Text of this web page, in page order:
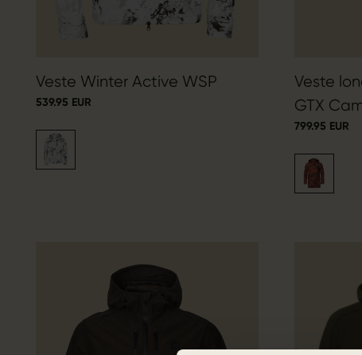
Veste Winter Active WSP
539.95 EUR
Veste
GTX
799.95 EUR